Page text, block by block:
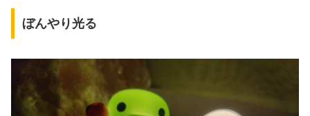
ぼんやり光る